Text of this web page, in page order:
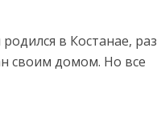
в Костанае, раз
своим домом. Но все